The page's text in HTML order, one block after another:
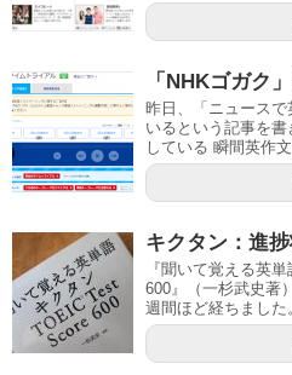
「NHKゴガク
昨日、「ニュース
いるという記事を
している 瞬間英作
キクタン：進捗
『聞いて覚える英
600』（一杉武史著
週間ほど経ちました